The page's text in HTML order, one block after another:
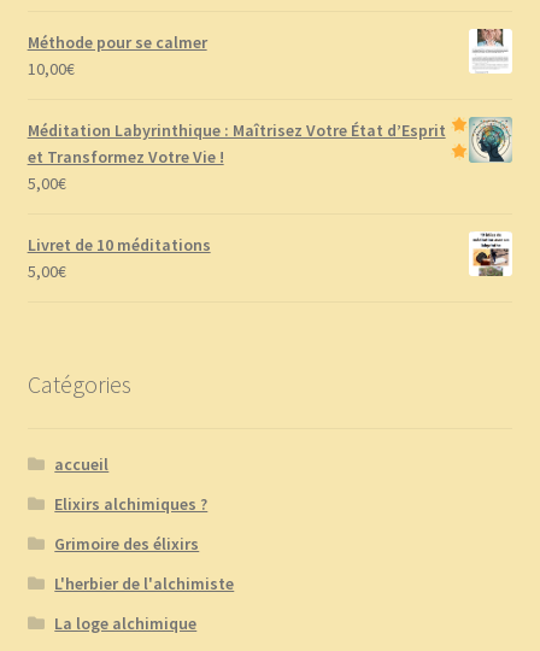
Méthode pour se calmer
10,00€
Méditation Labyrinthique : Maîtrisez Votre État d’Esprit
et Transformez Votre Vie !
5,00€
Livret de 10 méditations
5,00€
Catégories
accueil
Elixirs alchimiques ?
Grimoire des élixirs
L'herbier de l'alchimiste
La loge alchimique